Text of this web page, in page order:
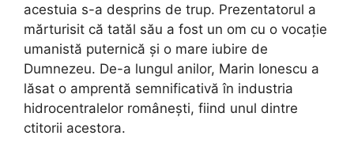
acestuia s-a desprins de trup. Prezentatorul a
mărturisit că tatăl său a fost un om cu o vocație
umanistă puternică și o mare iubire de
Dumnezeu. De-a lungul anilor, Marin Ionescu a
lăsat o amprentă semnificativă în industria
hidrocentralelor românești, fiind unul dintre
ctitorii acestora.